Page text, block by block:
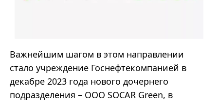
Важнейшим шагом в этом направлении
стало учреждение Госнефтекомпанией в
декабре 2023 года нового дочернего
подразделения – ООО SOCAR Green, в